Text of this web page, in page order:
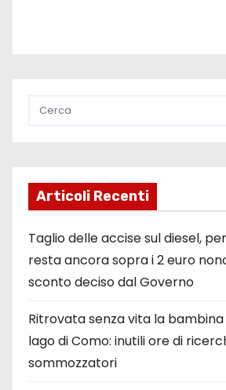
Articoli Recenti
Taglio delle accise sul diesel,
resta ancora sopra i 2 euro
sconto deciso dal Governo
Ritrovata senza vita la
lago di Como: inutili ore di
sommozzatori